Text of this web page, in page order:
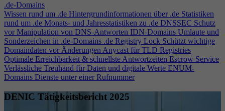
.de-Domains
Wissen rund um .de Hintergrundinformationen über .de Statistiken
rund um .de Monats- und Jahresstatistiken zu .de DNSSEC Schutz
vor Manipulation von DNS-Antworten IDN-Domains Umlaute und
Sonderzeichen in .de-Domains .de Registry Lock Schützt wichtige
Domaindaten vor ÄnderungenAnycast für TLD Registries
Optimale Erreichbarkeit & schnellste Antwortzeiten Escrow Service
Verlässliche Treuhand für Daten und digitale Werte ENUM-
Domains Dienste unter einer Rufnummer
DENIC Tätigkeitsbericht 2025